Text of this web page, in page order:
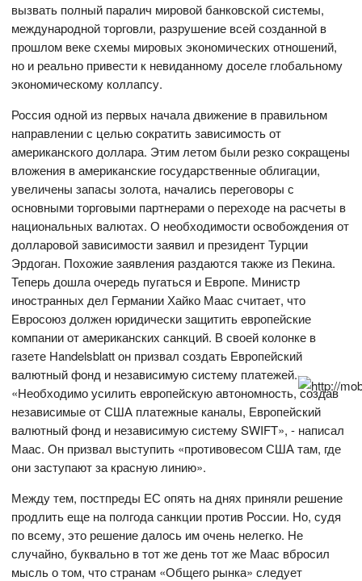
вызвать полный паралич мировой банковской системы,
международной торговли, разрушение всей созданной в
прошлом веке схемы мировых экономических отношений,
но и реально привести к невиданному доселе глобальному
экономическому коллапсу.
Россия одной из первых начала движение в правильном
направлении с целью сократить зависимость от
американского доллара. Этим летом были резко сокращены
вложения в американские государственные облигации,
увеличены запасы золота, начались переговоры с
основными торговыми партнерами о переходе на расчеты в
национальных валютах. О необходимости освобождения от
долларовой зависимости заявил и президент Турции
Эрдоган. Похожие заявления раздаются также из Пекина.
Теперь дошла очередь пугаться и Европе. Министр
иностранных дел Германии Хайко Маас считает, что
Евросоюз должен юридически защитить европейские
компании от американских санкций. В своей колонке в
газете Handelsblatt он призвал создать Европейский
валютный фонд и независимую систему платежей.
«Необходимо усилить европейскую автономность, создав
независимые от США платежные каналы, Европейский
валютный фонд и независимую систему SWIFT», - написал
Маас. Он призвал выступить «противовесом США там, где
они заступают за красную линию».
Между тем, постпреды ЕС опять на днях приняли решение
продлить еще на полгода санкции против России. Но, судя
по всему, это решение далось им очень нелегко. Не
случайно, буквально в тот же день тот же Маас вбросил
мысль о том, что странам «Общего рынка» следует